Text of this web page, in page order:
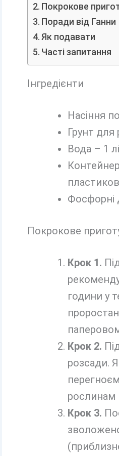
Покрокове
Поради від Ганни
Як подавати
Часті запитання
Інгредієнти
Насіння
Грунт для
Вода – 1
Фосфорні
Покрокове
Крок 1.
години у
Крок 2.
розсади.
рослинам
Крок 3.